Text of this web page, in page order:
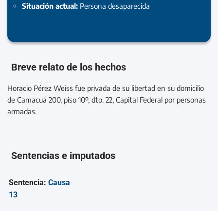
Situación actual: Persona desaparecida
Breve relato de los hechos
Horacio Pérez Weiss fue privada de su libertad en su domicilio
de Camacuá 200, piso 10º, dto. 22, Capital Federal por personas
armadas.
Sentencias e imputados
Sentencia: Causa
13